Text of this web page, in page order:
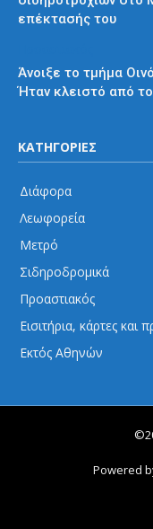
επέκτασής του
Άνοιξε το τμήμα
Ήταν κλειστό από
ΚΑΤΗΓΟΡΙΕΣ
Διάφορα
Λεωφορεία
Μετρό
Σιδηροδρομικά
Προαστιακός
Εισιτήρια, κάρτες και
Εκτός Αθηνών
Powered